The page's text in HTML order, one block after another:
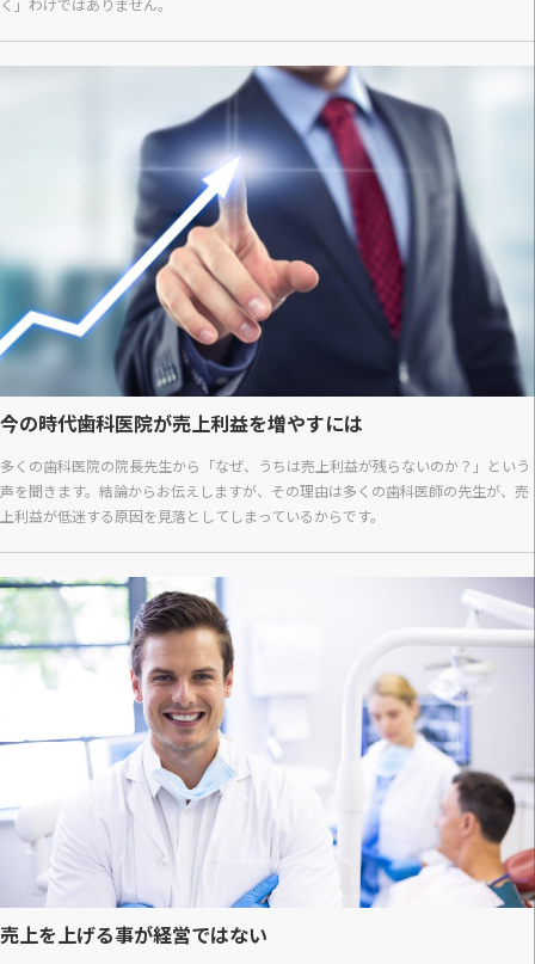
今の時代歯科医院が売上利益を増やすには
多くの歯科医院の院長先生から「なぜ、うちは売上利益が残らないのか？」という
声を聞きます。結論からお伝えしますが、その理由は多くの歯科医師の先生が、売
上利益が低迷する原因を見落としてしまっているからです。
売上を上げる事が経営ではない